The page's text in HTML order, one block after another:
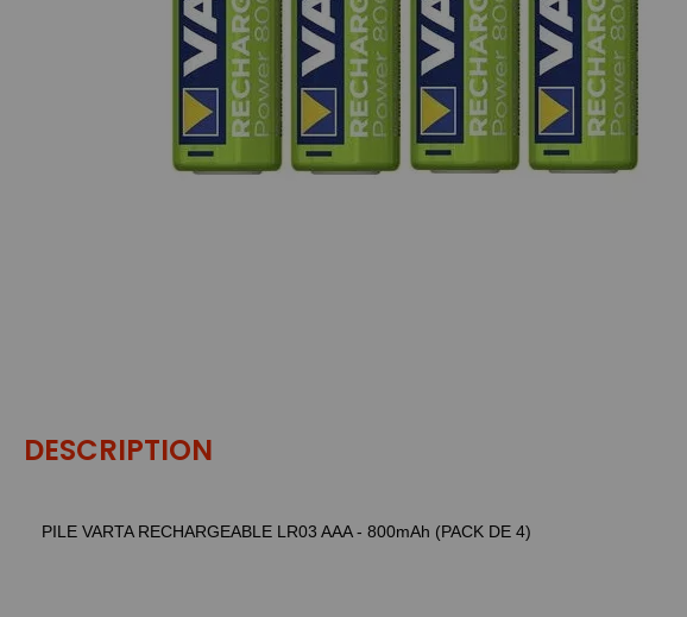
DESCRIPTION
PILE VARTA RECHARGEABLE LR03 AAA - 800mAh (PACK DE 4)